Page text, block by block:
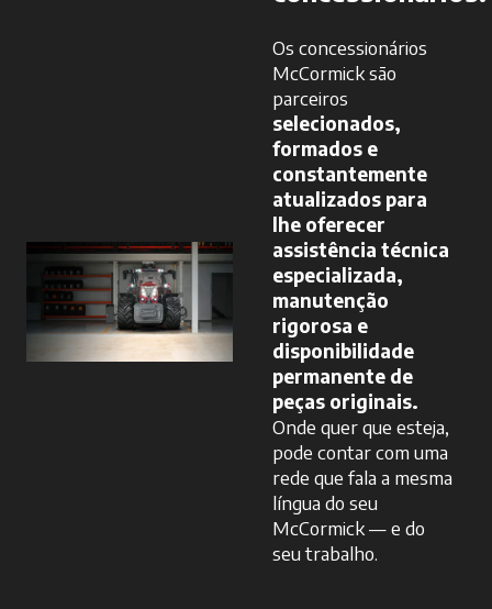
Os concessionários
McCormick são
parceiros
selecionados,
formados e
constantemente
atualizados para
lhe oferecer
assistência técnica
especializada,
manutenção
rigorosa e
disponibilidade
permanente de
peças originais.
Onde quer que esteja,
pode contar com uma
rede que fala a mesma
língua do seu
McCormick — e do
seu trabalho.